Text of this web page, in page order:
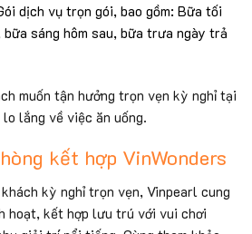
dịch vụ trọn gói, bao gồm: Bữa tối
bữa sáng hôm sau, bữa trưa ngày trả
muốn tận hưởng trọn vẹn kỳ nghỉ tại
lắng về việc ăn uống.
kết hợp VinWonders
kỳ nghỉ trọn vẹn, Vinpearl cung
hoạt, kết hợp lưu trú với vui chơi